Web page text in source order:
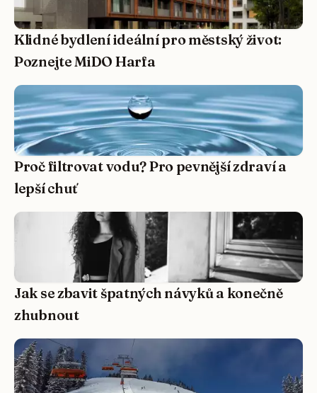
Klidné bydlení ideální pro městský život:
Poznejte MiDO Harfa
Proč filtrovat vodu? Pro pevnější zdraví a
lepší chuť
Jak se zbavit špatných návyků a konečně
zhubnout